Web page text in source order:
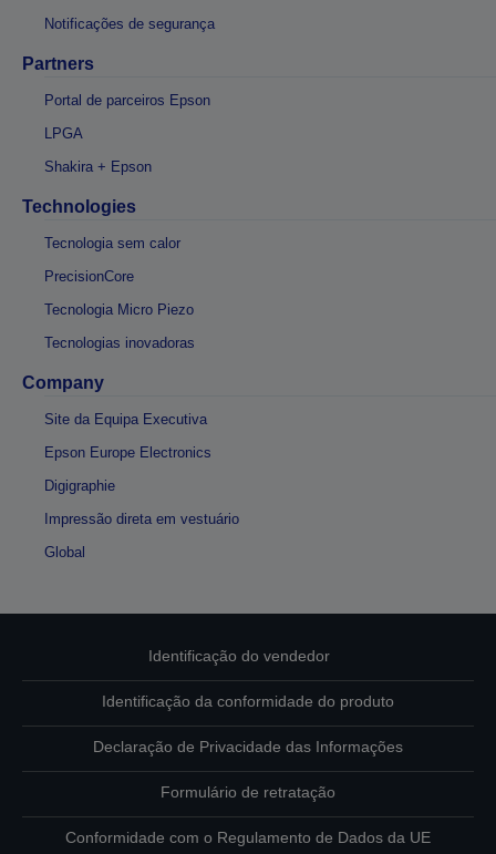
Notificações de segurança
Partners
Portal de parceiros Epson
LPGA
Shakira + Epson
Technologies
Tecnologia sem calor
PrecisionCore
Tecnologia Micro Piezo
Tecnologias inovadoras
Company
Site da Equipa Executiva
Epson Europe Electronics
Digigraphie
Impressão direta em vestuário
Global
Identificação do vendedor
Identificação da conformidade do produto
Declaração de Privacidade das Informações
Formulário de retratação
Conformidade com o Regulamento de Dados da UE